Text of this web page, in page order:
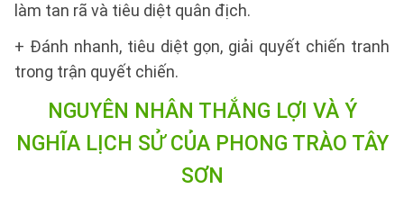
làm tan rã và tiêu diệt quân địch.
+ Đánh nhanh, tiêu diệt gọn, giải quyết chiến tranh
trong trận quyết chiến.
NGUYÊN NHÂN THẮNG LỢI VÀ Ý
NGHĨA LỊCH SỬ CỦA PHONG TRÀO TÂY
SƠN